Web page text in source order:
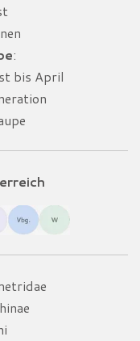
:
bis April